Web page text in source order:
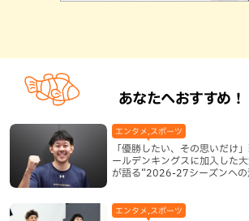
あなたへおすすめ！
「優勝したい、その思いだけ
ールデンキングスに加入した
が語る“2026-27シーズンへの
エンタメ,スポーツ
エンタメ,スポーツ